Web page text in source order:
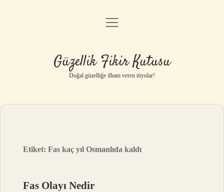
Anasayfa
Yasal Uyarı
menüyü
Güzellik Fikir Kutusu
Doğal güzelliğe ilham veren tüyolar!
Etiket:Fas kaç yıl Osmanlıda kaldı
Fas Olayı Nedir